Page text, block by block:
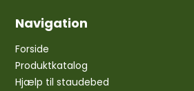
Navigation
Forside
Produktkatalog
Hjælp til staudebed